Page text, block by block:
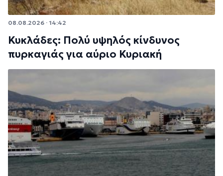
08.08.2026 · 14:42
Κυκλάδες: Πολύ υψηλός κίνδυνος
πυρκαγιάς για αύριο Κυριακή